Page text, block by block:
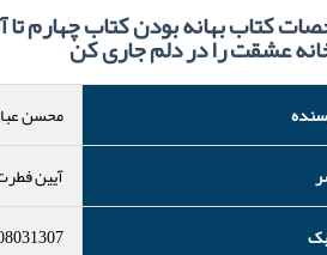
کتاب بهانه بودن کتاب چهارم
عشقت را در دلم جاری کن
محسن
آیین